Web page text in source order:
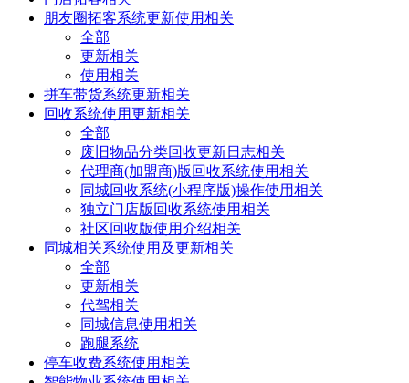
朋友圈拓客系统更新使用相关
全部
更新相关
使用相关
拼车带货系统更新相关
回收系统使用更新相关
全部
废旧物品分类回收更新日志相关
代理商(加盟商)版回收系统使用相关
同城回收系统(小程序版)操作使用相关
独立门店版回收系统使用相关
社区回收版使用介绍相关
同城相关系统使用及更新相关
全部
更新相关
代驾相关
同城信息使用相关
跑腿系统
停车收费系统使用相关